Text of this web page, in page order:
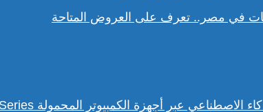
في مصر.. تعرف على العروض المتاحة